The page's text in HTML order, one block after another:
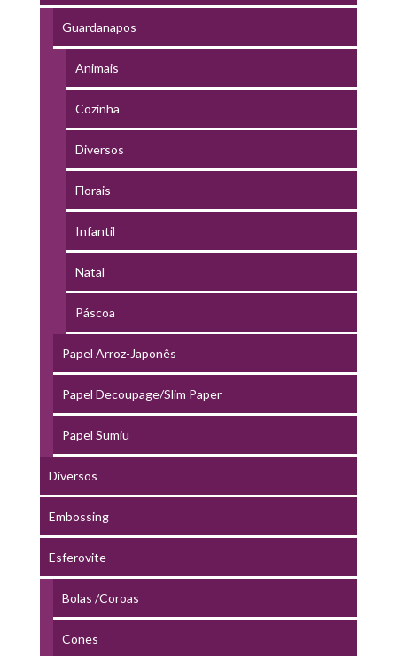
Guardanapos
Animais
Cozinha
Diversos
Florais
Infantil
Natal
Páscoa
Papel Arroz-Japonês
Papel Decoupage/Slim Paper
Papel Sumiu
Diversos
Embossing
Esferovite
Bolas /Coroas
Cones